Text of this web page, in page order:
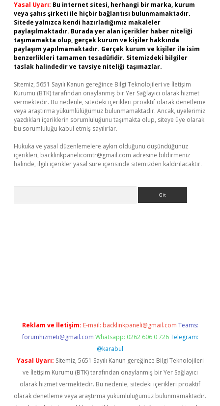
Yasal Uyarı: Bu internet sitesi, herhangi bir marka, kurum
veya şahıs şirketi ile hiçbir bağlantısı bulunmamaktadır.
Sitede yalnızca kendi hazırladığımız makaleler
paylaşılmaktadır. Burada yer alan içerikler haber niteliği
taşımamakta olup, gerçek kurum ve kişiler hakkında
paylaşım yapılmamaktadır. Gerçek kurum ve kişiler ile isim
benzerlikleri tamamen tesadüfidir. Sitemizdeki bilgiler
taslak halindedir ve tavsiye niteliği taşımazlar.
Sitemiz, 5651 Sayılı Kanun gereğince Bilgi Teknolojileri ve İletişim
Kurumu (BTK) tarafından onaylanmış bir Yer Sağlayıcı olarak hizmet
vermektedir. Bu nedenle, sitedeki içerikleri proaktif olarak denetleme
veya araştırma yükümlülüğümüz bulunmamaktadır. Ancak, üyelerimiz
yazdıkları içeriklerin sorumluluğunu taşımakta olup, siteye üye olarak
bu sorumluluğu kabul etmiş sayılırlar.
Hukuka ve yasal düzenlemelere aykırı olduğunu düşündüğünüz
içerikleri, backlinkpanelicomtr@gmail.com adresine bildirmeniz
halinde, ilgili içerikler yasal süre içerisinde sitemizden kaldırılacaktır.
Reklam ve İletişim: E-mail: backlinkpaneli@gmail.com Teams:
forumhizmeti@gmail.com Whatsapp: 0262 606 0 726 Telegram:
@karabul
Yasal Uyarı: Sitemiz, 5651 Sayılı Kanun gereğince Bilgi Teknolojileri
ve İletişim Kurumu (BTK) tarafından onaylanmış bir Yer Sağlayıcı
olarak hizmet vermektedir. Bu nedenle, sitedeki içerikleri proaktif
olarak denetleme veya araştırma yükümlülüğümüz bulunmamaktadır.